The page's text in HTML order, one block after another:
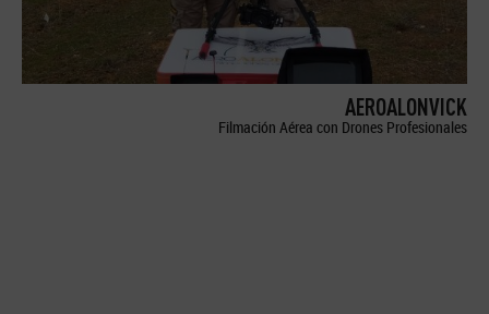
AEROALONVICK
Filmación Aérea con Drones Profesionales